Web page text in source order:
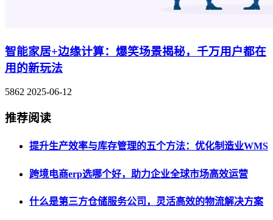
智能家居+边缘计算：爆笑场景揭秘，千万用户都在
用的新玩法
5862 2025-06-12
推荐阅读
提升生产效率与库存管理的五个方法：优化制造业WMS
跨境电商erp选哪个好，助力企业全球市场高效运营
什么是第三方仓储服务公司，灵活高效的物流解决方案